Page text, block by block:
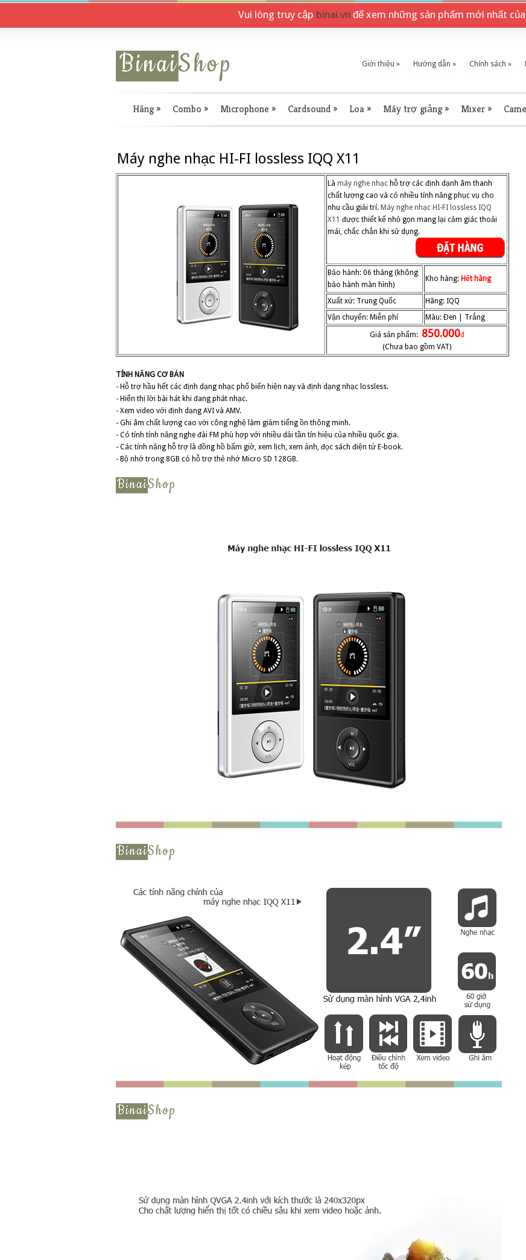
Vui lòng truy cập binai.vn để xem những sản phẩm mới nhất
Giới thiệu » Hướng dẫn » Chính sách »
Hãng» Combo » Microphone » Cardsound» Loa» Máy trợ giảng» Mixer»
Máy nghe nhạc HI-FI lossless IQQ X11
Là máy nghe nhạc hỗ trợ các định dạnh âm thanh
chất lượng cao và có nhiều tính năng phục vụ cho
nhu cầu giải trí. Máy nghe nhạc HI-FI lossless IQQ
X11 được thiết kế nhỏ gọn mang lại cảm giác thoải
mái, chắc chắn khi sử dụng.
Bảo hành: 06 tháng (không
bảo hành màn hình)
Kho hàng: Hết hàng
Xuất xứ: Trung Quốc
Hãng: IQQ
Vận chuyển: Miễn phí
Màu: Đen | Trắng
Giá sản phẩm: 850.000đ
(Chưa bao gồm VAT)
TÍNH NĂNG CƠ BẢN
- Hỗ trợ hầu hết các định dạng nhạc phổ biến hiện nay và định dạng nhạc lossless.
- Hiển thị lời bài hát khi đang phát nhạc.
- Xem video với định dạng AVI và AMV.
- Ghi âm chất lượng cao với công nghệ làm giảm tiếng ồn thông minh.
- Có tính tính năng nghe đài FM phù hợp với nhiều dải tần tín hiệu của nhiều quốc gia.
- Các tính năng hỗ trợ là đồng hồ bấm giờ, xem lịch, xem ảnh, đọc sách điện tử E-book.
- Bộ nhớ trong 8GB có hỗ trợ thẻ nhớ Micro SD 128GB.